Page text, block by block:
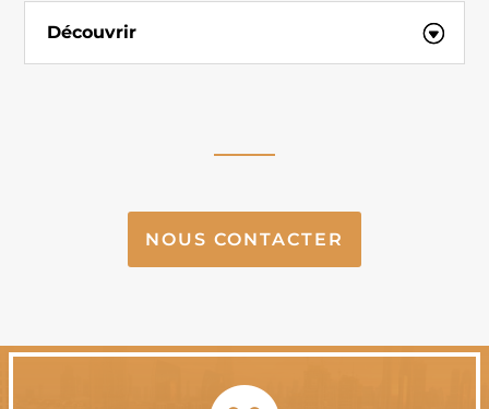
Découvrir
NOUS CONTACTER